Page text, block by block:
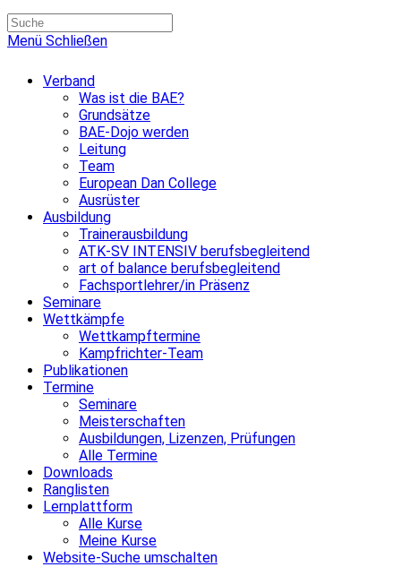
Menü Schließen
Verband
Was ist die BAE?
Grundsätze
BAE-Dojo werden
Leitung
Team
European Dan College
Ausrüster
Ausbildung
Trainerausbildung
ATK-SV INTENSIV berufsbegleitend
art of balance berufsbegleitend
Fachsportlehrer/in Präsenz
Seminare
Wettkämpfe
Wettkampftermine
Kampfrichter-Team
Publikationen
Termine
Seminare
Meisterschaften
Ausbildungen, Lizenzen, Prüfungen
Alle Termine
Downloads
Ranglisten
Lernplattform
Alle Kurse
Meine Kurse
Website-Suche umschalten